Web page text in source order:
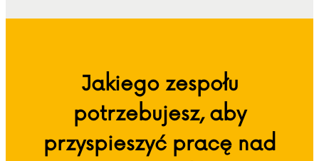
Jakiego zespołu
potrzebujesz, aby
przyspieszyć pracę nad